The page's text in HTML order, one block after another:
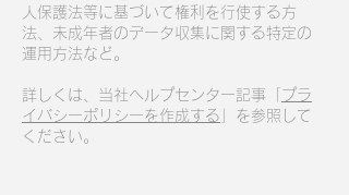
人保護法等に基づいて権利を行使する方
法、未成年者のデータ収集に関する特定の
運用方法など。
詳しくは、当社ヘルプセンター記事「 プラ
イバシーポリシーを作成する 」を参照して
ください。